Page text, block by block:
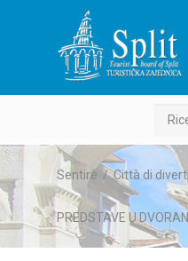
Sentire /Città di
PREDSTAVE U